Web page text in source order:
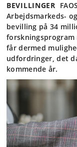
BEVILLINGER
Arbejdsmarkeds-
bevilling på 34
forskningsprogram
får dermed
udfordringer, det
kommende år.